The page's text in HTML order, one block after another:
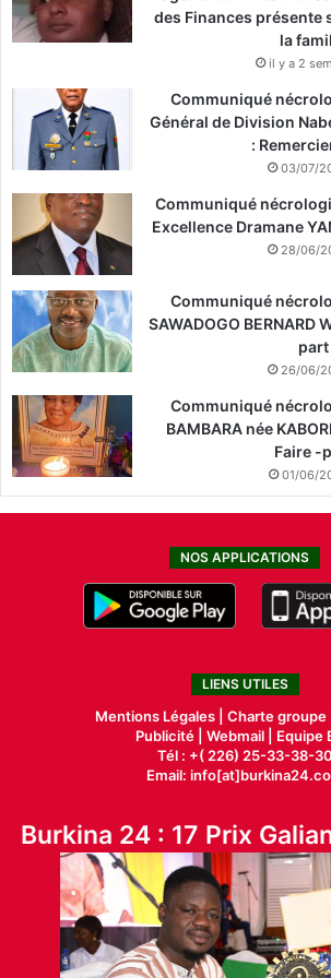
des Finances présente
la
il y a 2
Communiqué
Général de Division
:
03/07/
Communiqué
Excellence Dramane
28/06/
Communiqué
SAWADOGO BERNARD
part
26/06/
Communiqué
BAMBARA née
Faire -
01/06/
NOS APPLICATIONS
LIENS UTILES
Mentions Légales | Charte groupe |
Publicité| Webmail |
Equipe
Tél : +( 226) 25-33-38-30
Email:
Burkina 24 : 17 Prix